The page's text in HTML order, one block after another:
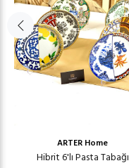
ARTER Home
Hibrit 6'lı Pasta Tabağı